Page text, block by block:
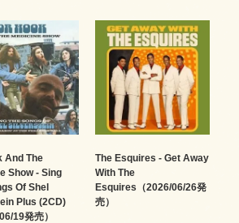
And The
Show - Sing
Of Shel
Plus (2CD)
19発売）
The Esquires - Get Away
With The
Esquires（2026/06/26発
売）